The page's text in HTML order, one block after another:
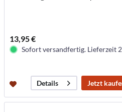
13,95 €
Sofort versandfertig. Lieferzeit
Details Jetzt